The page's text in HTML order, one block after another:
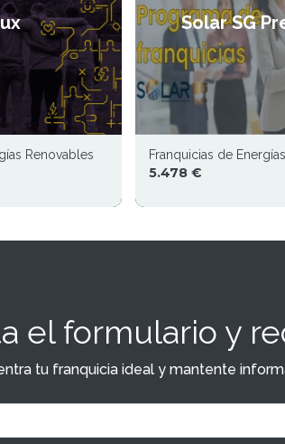
Renovables
Solar SG
Franquicias de
5.478 €
el formulario y
tu franquicia ideal y mantente